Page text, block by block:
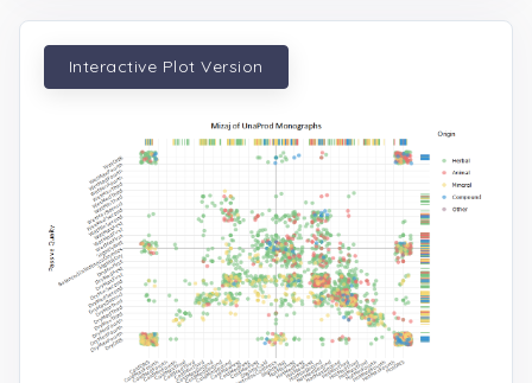
Interactive Plot Version